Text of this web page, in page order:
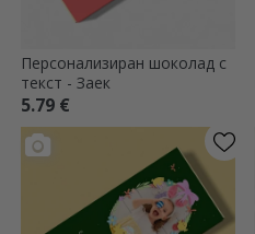
Персонализиран шоколад с
текст - Заек
5.79 €